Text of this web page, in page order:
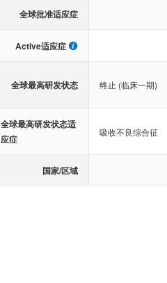
全球批准适应症
Active适应症
全球最高研发状态 终止 (临床一期)
全球最高研发状态适
应症
吸收不良综合征
国家/区域